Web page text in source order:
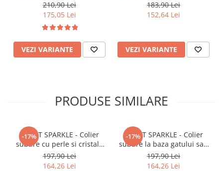
ac si surub otel inoxidabil,
culoarea auriu
210,90 Lei
175,05 Lei
VEZI VARIANTE
mijloc auriu cu perle si
cristale 8.5 cm
183,90 Lei
152,64 Lei
VEZI VARIANTE
PRODUSE SIMILARE
-17%
SWEET SPARKLE - Colier
subtire cu perle si cristale
la baza gatului culoarea
rosu auriu
197,90 Lei
164,26 Lei
-17%
SWEET SPARKLE - Colier
subtire la baza gatului sau
bratara perle si cristale mici
alb si argintiu
197,90 Lei
164,26 Lei